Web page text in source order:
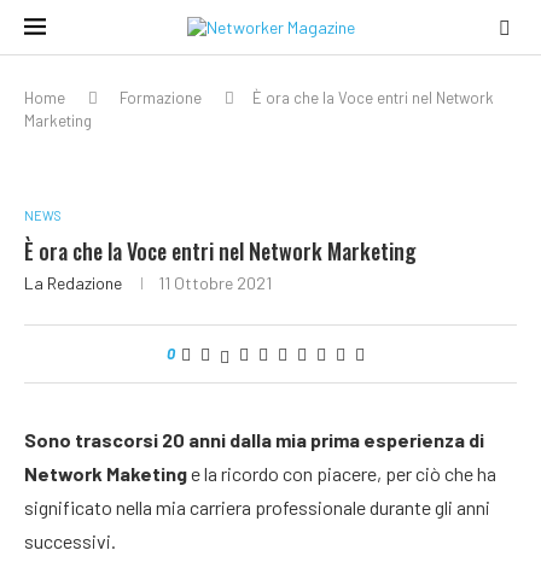
Home Formazione
È ora che la Voce entri nel Network
Marketing
NEWS
È ora che la Voce entri nel Network Marketing
La Redazione 11 Ottobre 2021
0
Sono trascorsi 20 anni dalla mia prima esperienza di
Network Maketinge la ricordo con piacere, per ciò che ha
significato nella mia carriera professionale durante gli anni
successivi.